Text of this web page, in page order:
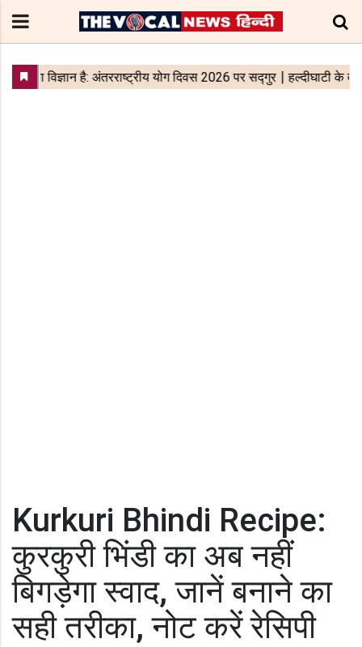
Kurkuri Bhindi Recipe:
कुरकुरी भिंडी का अब नहीं
बिगड़ेगा स्वाद, जानें बनाने का
सही तरीका, नोट करें रेसिपी